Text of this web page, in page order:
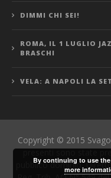
DIMMI CHI SEI!
ROMA, IL 1 LUGLIO
BRASCHI
VELA: A NAPOLI LA
Copyright © 2015
pubblico dominio.
By continuing to use
more